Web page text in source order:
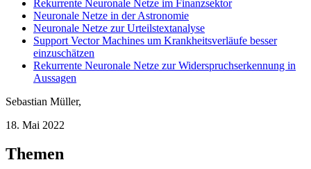
Rekurrente Neuronale Netze im Finanzsektor
Neuronale Netze in der Astronomie
Neuronale Netze zur Urteilstextanalyse
Support Vector Machines um Krankheitsverläufe besser
einzuschätzen
Rekurrente Neuronale Netze zur Widerspruchserkennung in
Aussagen
Sebastian Müller,
18. Mai 2022
Themen